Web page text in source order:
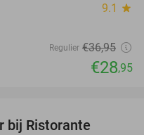
9.1 star
Regulier €36,95
€28,95
bij Ristorante